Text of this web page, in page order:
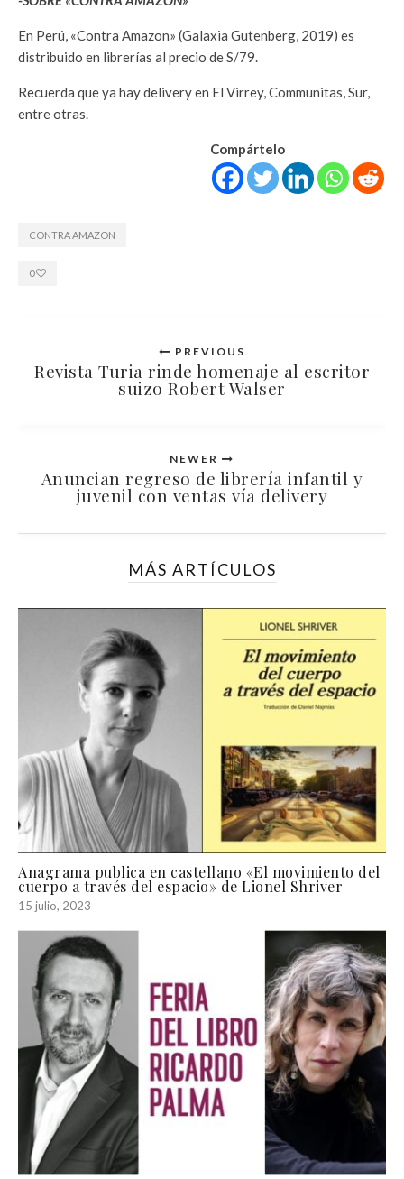
En Perú, «Contra Amazon» (Galaxia Gutenberg, 2019) es
distribuido en librerías al precio de S/79.
Recuerda que ya hay delivery en El Virrey, Communitas, Sur,
entre otras.
Compártelo
CONTRA AMAZON
0
PREVIOUS
Revista Turia rinde homenaje al escritor
suizo Robert Walser
NEWER
Anuncian regreso de librería infantil y
juvenil con ventas vía delivery
MÁS ARTÍCULOS
Anagrama publica en castellano «El movimiento del
cuerpo a través del espacio» de Lionel Shriver
15 julio, 2023